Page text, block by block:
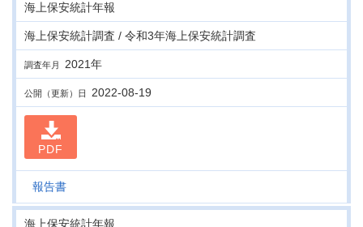
海上保安統計年報
海上保安統計調査 / 令和3年海上保安統計調査
調査年月 2021年
公開（更新）日 2022-08-19
PDF
報告書
海上保安統計年報